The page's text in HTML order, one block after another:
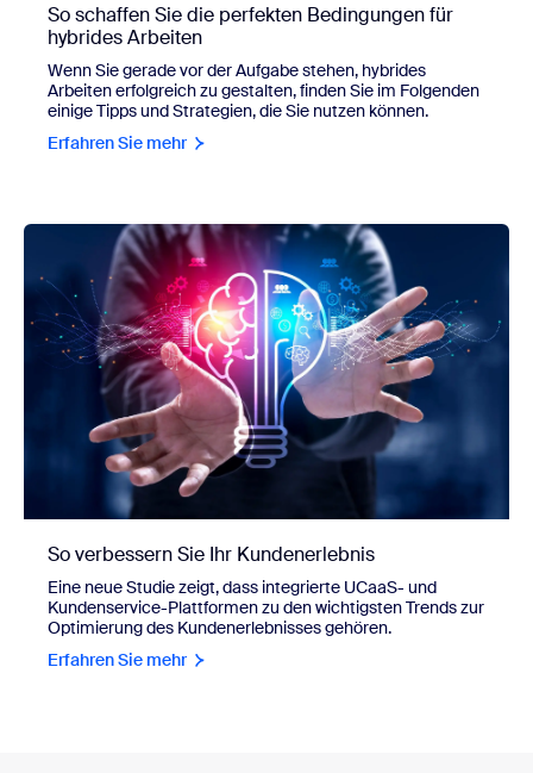
So schaffen Sie die perfekten Bedingungen für
hybrides Arbeiten
Wenn Sie gerade vor der Aufgabe stehen, hybrides
Arbeiten erfolgreich zu gestalten, finden Sie im Folgenden
einige Tipps und Strategien, die Sie nutzen können.
Erfahren Sie mehr
So verbessern Sie Ihr Kundenerlebnis
Eine neue Studie zeigt, dass integrierte UCaaS- und
Kundenservice-Plattformen zu den wichtigsten Trends zur
Optimierung des Kundenerlebnisses gehören.
Erfahren Sie mehr